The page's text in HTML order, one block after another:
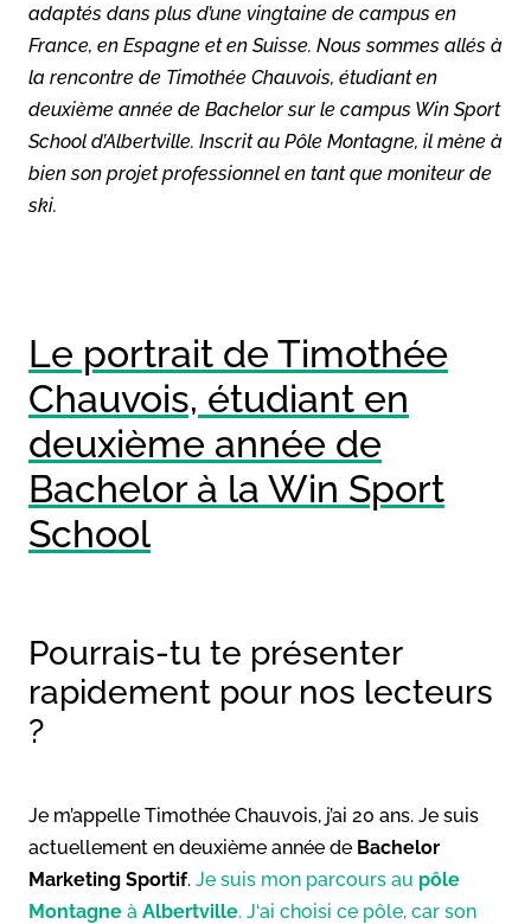
adaptés dans plus d’une vingtaine de campus en
France, en Espagne et en Suisse. Nous sommes allés à
la rencontre de Timothée Chauvois, étudiant en
deuxième année de Bachelor sur le campus Win Sport
School d’Albertville. Inscrit au Pôle Montagne, il mène à
bien son projet professionnel en tant que moniteur de
ski.
Le portrait de Timothée
Chauvois, étudiant en
deuxième année de
Bachelor à la Win Sport
School
Pourrais-tu te présenter
rapidement pour nos lecteurs
?
Je m’appelle Timothée Chauvois, j’ai 20 ans. Je suis
actuellement en deuxième année de Bachelor
Marketing Sportif. Je suis mon parcours au pôle
Montagne à Albertville. J‘ai choisi ce pôle, car son